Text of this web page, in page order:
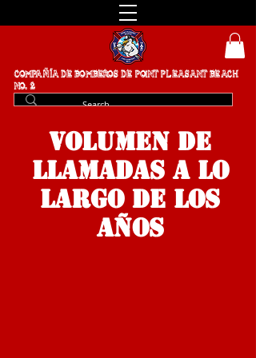
COMPAÑÍA DE BOMBEROS DE POINT PLEASANT BEACH
NO. 2
VOLUMEN DE
LLAMADAS A LO
LARGO DE LOS
AÑOS